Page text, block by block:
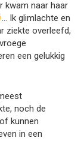
kwam naar haar
… Ik glimlachte en
ziekte overleefd,
een gelukkig
noch de
kunnen
in een